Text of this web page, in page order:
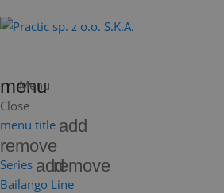
menu
Menu
Close
menu title add
remove
Series addremove
Bailango Line